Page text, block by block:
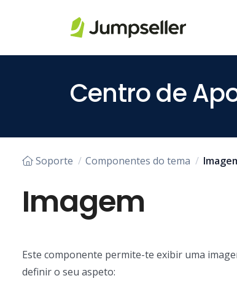
Pular para o conteúdo principal
Centro de
Soporte Componentes do tema
Imagem
Este componente permite-te exibir uma
definir o seu aspeto: